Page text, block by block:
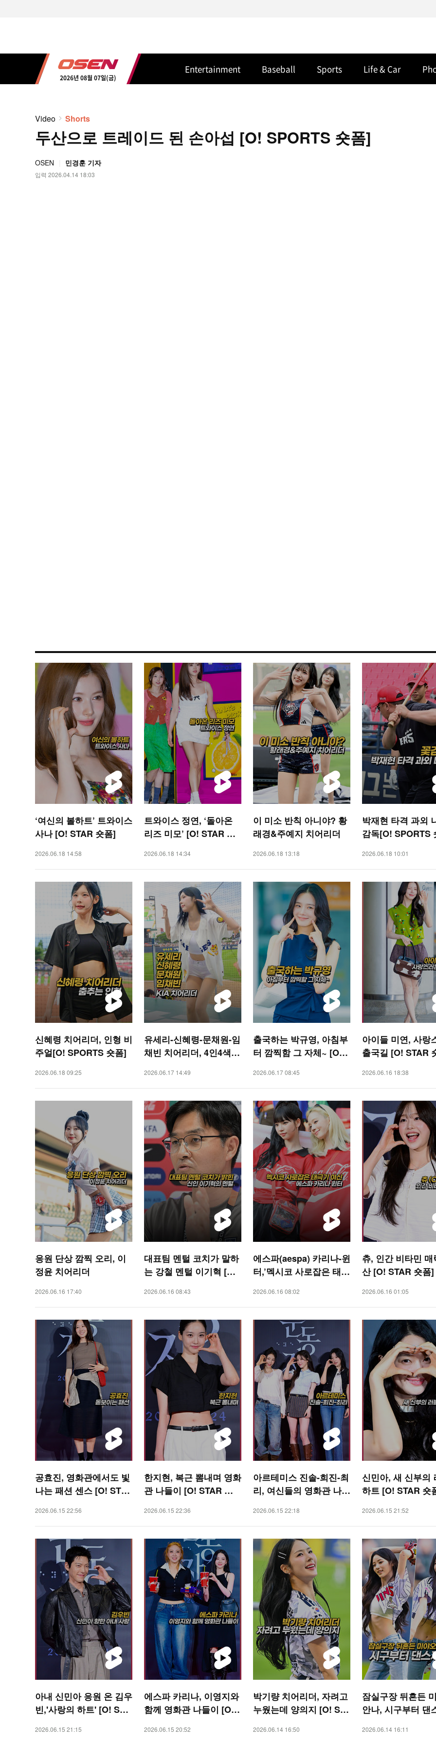
2026년 08월 07일(금)
Entertainment Baseball Sports Life & Car
Video Shorts
두산으로 트레이드 된 손아섭 [O! SPORTS 숏폼]
OSEN 민경훈 기자
입력 2026.04.14 18:03
‘여신의 볼하트’ 트와이스
사나 [O! STAR 숏폼]
2026.06.18 14:58
트와이스 정연, ‘돌아온
리즈 미모’ [O! STAR 숏
2026.06.18 14:34
이 미소 반칙 아니야? 황
래경&주예지 치어리더
2026.06.18 13:18
박재현 타격 과외
감독[O! SPORTS
2026.06.18 10:01
신혜령 치어리더, 인형 비
주얼[O! SPORTS 숏폼]
2026.06.18 09:25
유세리-신혜령-문채원-임
채빈 치어리더, 4인4색
2026.06.17 14:49
출국하는 박규영, 아침부
터 깜찍함 그 자체~ [O! S
2026.06.17 08:45
아이들 미연, 사랑
출국길 [O! STAR
2026.06.16 18:38
응원 단상 깜찍 오리, 이
정윤 치어리더
2026.06.16 17:40
대표팀 멘털 코치가 말하
는 강철 멘털 이기혁 [O!
2026.06.16 08:43
에스파(aespa) 카리나-윈
터,’멕시코 사로잡은 태극
2026.06.16 08:02
츄, 인간 비타민 매
산 [O! STAR 숏폼]
2026.06.16 01:05
공효진, 영화관에서도 빛
나는 패션 센스 [O! STA
2026.06.15 22:56
한지현, 복근 뽐내며 영화
관 나들이 [O! STAR 숏
2026.06.15 22:36
아르테미스 진솔-희진-최
리, 여신들의 영화관 나들
2026.06.15 22:18
신민아, 새 신부의
하트 [O! STAR 숏
2026.06.15 21:52
아내 신민아 응원 온 김우
빈,'사랑의 하트' [O! STA
2026.06.15 21:15
에스파 카리나, 이영지와
함께 영화관 나들이 [O!
2026.06.15 20:52
박기량 치어리더, 자려고
누웠는데 양의지 [O! SP
2026.06.14 16:50
잠실구장 뒤흔든
안나, 시구부터 댄
2026.06.14 16:11